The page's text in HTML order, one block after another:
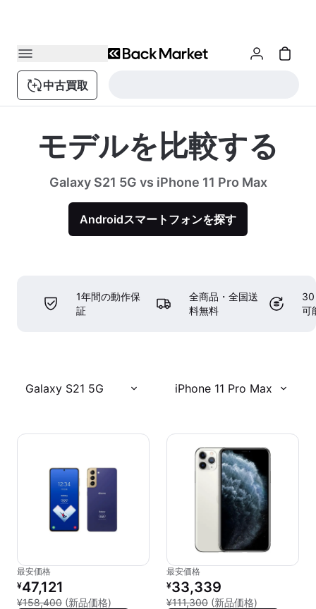
中古買取
モデルを比較する
Galaxy S21 5G vs iPhone 11 Pro Max
Androidスマートフォンを探す
1年間の動作保
証
全商品・全国送
料無料
30
可
Galaxy S21 5G iPhone 11 Pro Max
最安価格
リファービッシュ品の価格：
¥47,121
¥158,400 (新品価格) 新品との比較：¥158,400
最安価格
リファービッシュ品の価格：
¥33,339
¥111,300 (新品価格)